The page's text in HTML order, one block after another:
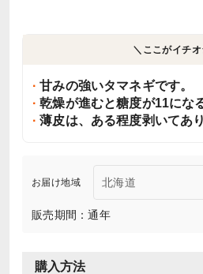
＼ここがイチオ
甘みの強いタマネギです。
乾燥が進むと糖度が11にな
薄皮は、ある程度剥いてあり
お届け地域
販売期間：通年
購入方法